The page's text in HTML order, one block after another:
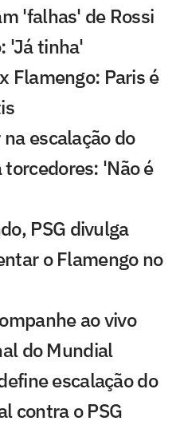
'falhas' de Rossi
'Já tinha'
Flamengo: Paris é
escalação do
'Não é
PSG divulga
o Flamengo no
ao vivo
do Mundial
escalação do
contra o PSG